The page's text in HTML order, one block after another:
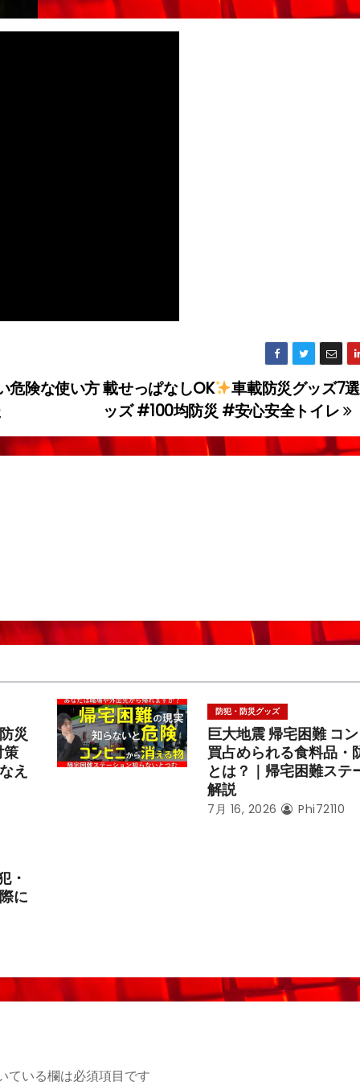
載せっぱなしOK
車載防災グッズ7
ッズ #100均防災 #安心安全トイレ
危険な使い方
災
策
え
防犯・防災グッズ
巨大地震 帰宅困難 コ
買占められる食料品・
とは？｜帰宅困難ステ
解説
7月 16, 2026 Phi72110
・
に
ている欄は必須項目です